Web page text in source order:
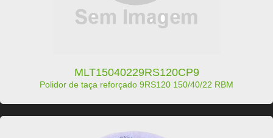
MLT15040229RS120CP9
Polidor de taça reforçado 9RS120 150/40/22 RBM